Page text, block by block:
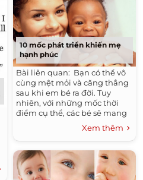
10 mốc phát triển khiến mẹ
hạnh phúc
Bài liên quan: Bạn có thể vô
cùng mệt mỏi và căng thẳng
sau khi em bé ra đời. Tuy
nhiên, với những mốc thời
điểm cụ thể, các bé sẽ mang
lại cho mẹ những niềm
Xem thêm